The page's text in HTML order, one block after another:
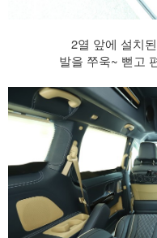
2열 앞에 설치
발을 쭈욱~ 뻗고